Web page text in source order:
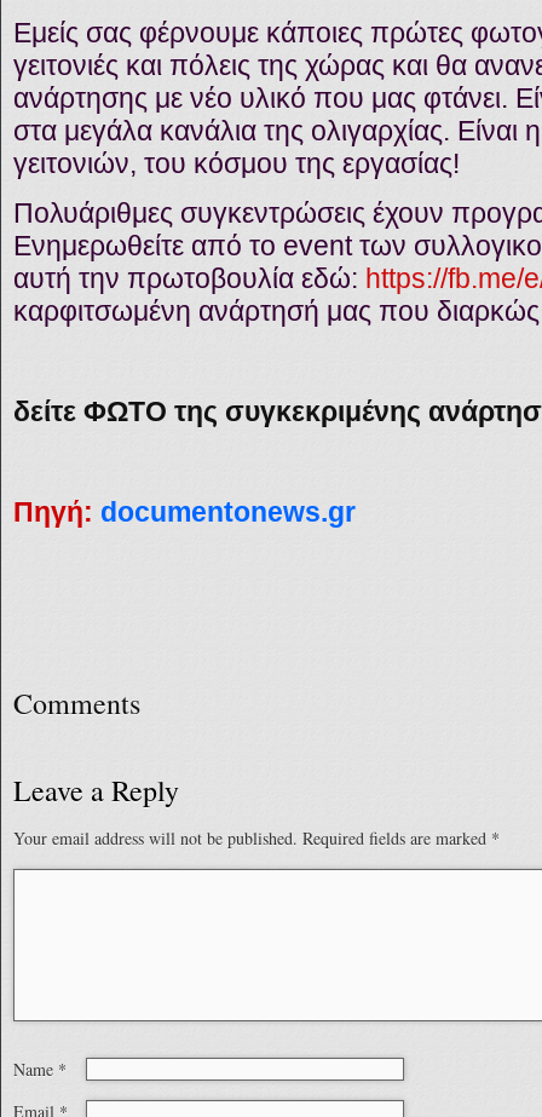
Εμείς σας φέρνουμε κάποιες πρώτες
γειτονιές και πόλεις της χώρας και θα
ανάρτησης με νέο υλικό που μας φτάνει.
στα μεγάλα κανάλια της ολιγαρχίας.
γειτονιών, του κόσμου της εργασίας!
Πολυάριθμες συγκεντρώσεις έχουν
Ενημερωθείτε από το event των
αυτή την πρωτοβουλία εδώ: https://fb.me/
καρφιτσωμένη ανάρτησή μας που διαρκώς
δείτε ΦΩΤΟ της συγκεκριμένης
Πηγή: documentonews.gr
Comments
Leave a Reply
Your email address will not be published. Required fields are marked *
Name *
Email *